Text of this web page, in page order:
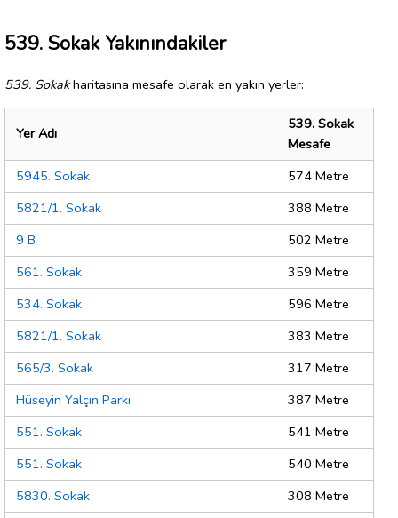
539. Sokak Yakınındakiler
539. Sokakharitasına mesafe olarak en yakın yerler:
Yer Adı
539. Sokak
Mesafe
5945. Sokak
574 Metre
5821/1. Sokak
388 Metre
9 B
502 Metre
561. Sokak
359 Metre
534. Sokak
596 Metre
5821/1. Sokak
383 Metre
565/3. Sokak
317 Metre
Hüseyin Yalçın Parkı
387 Metre
551. Sokak
541 Metre
551. Sokak
540 Metre
5830. Sokak
308 Metre